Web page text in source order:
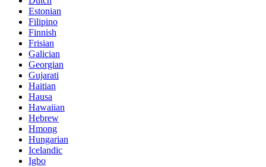
Estonian
Filipino
Finnish
Frisian
Galician
Georgian
Gujarati
Haitian
Hausa
Hawaiian
Hebrew
Hmong
Hungarian
Icelandic
Igbo